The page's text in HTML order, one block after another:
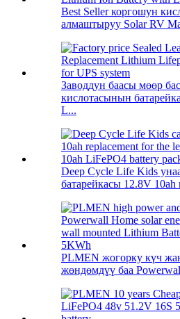
Best Seller коргошун
алмаштыруу Solar RV
Заводдун баасы мөөр
кислотасынын
L...
Deep Cycle Life Kids
батарейкасы 12.8V 10ah
PLMEN жогорку күч
жөндөмдүү баа